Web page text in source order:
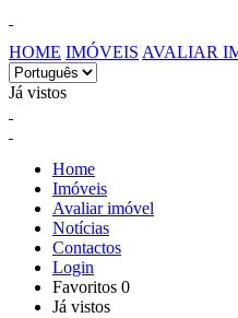
HOME IMÓVEIS AVALIAR
Já vistos
Home
Imóveis
Avaliar imóvel
Notícias
Contactos
Login
Favoritos 0
Já vistos